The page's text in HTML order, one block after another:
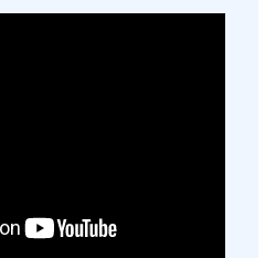
používáte jejich služby.